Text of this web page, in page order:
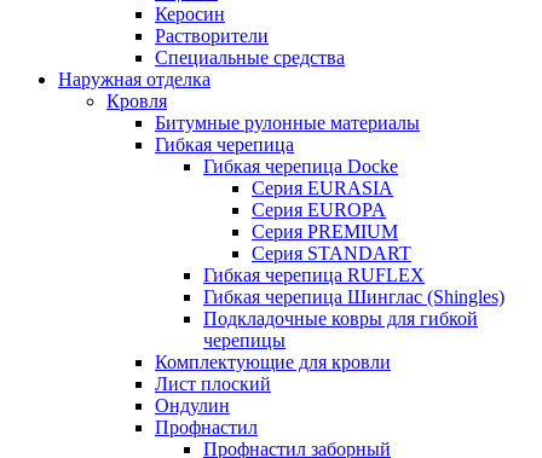
Керосин
Растворители
Специальные средства
Наружная отделка
Кровля
Битумные рулонные материалы
Гибкая черепица
Гибкая черепица Docke
Серия EURASIA
Серия EUROPA
Серия PREMIUM
Серия STANDART
Гибкая черепица RUFLEX
Гибкая черепица Шинглас (Shingles)
Подкладочные ковры для гибкой
черепицы
Комплектующие для кровли
Лист плоский
Ондулин
Профнастил
Профнастил заборный